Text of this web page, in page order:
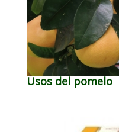
Usos del pomelo